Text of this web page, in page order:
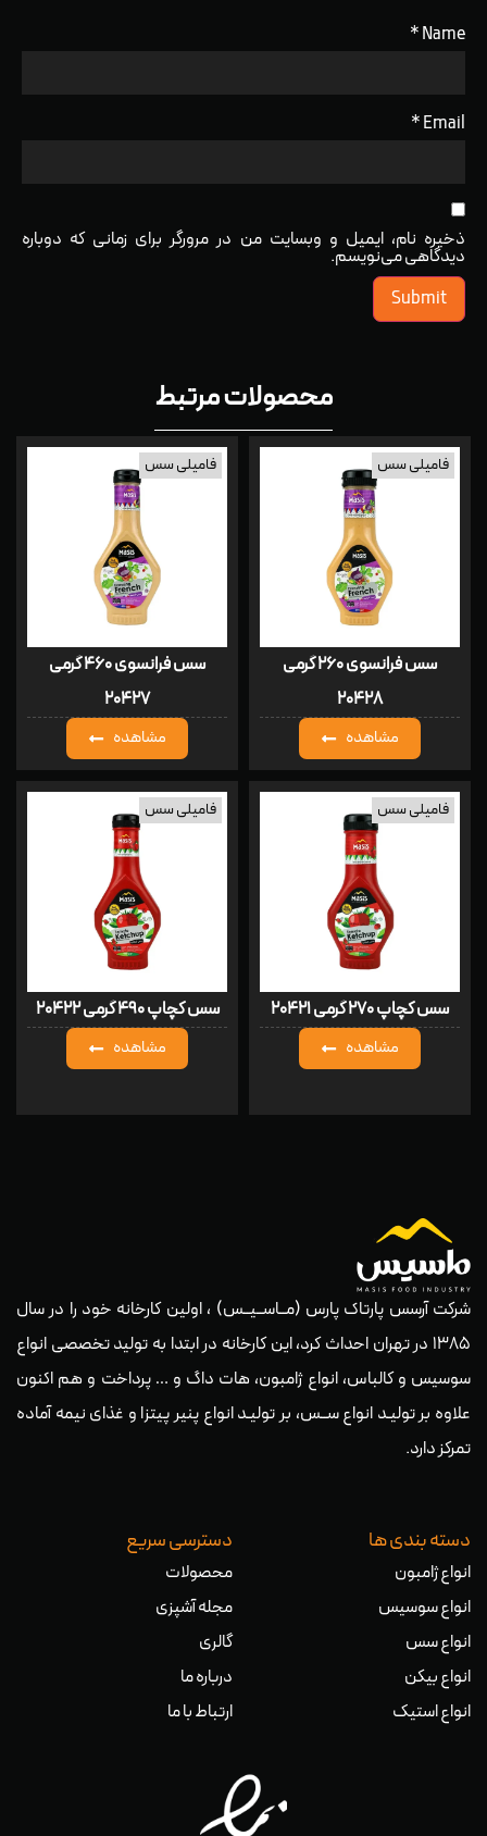
Name
*
Email
*
ذخیره نام، ایمیل و وبسایت من در مرورگر برای زمانی که دوباره
دیدگاهی می‌نویسم.
محصولات مرتبط
سس فرانسوی ۲۶۰ گرمی
۲۰۴۲۸
مشاهده
فامیلی سس
سس فرانسوی ۴۶۰ گرمی
۲۰۴۲۷
مشاهده
فامیلی سس
سس کچاپ ۲۷۰ گرمی ۲۰۴۲۱
مشاهده
فامیلی سس
سس کچاپ ۴۹۰ گرمی ۲۰۴۲۲
مشاهده
فامیلی سس
شرکت آرسس پارتاک پارس (مــاســیــس) ، اولین کارخانه خود را در سال
۱۳۸۵ در تهران احداث کرد، این کارخانه در ابتدا به تولید تخصصی انواع
سوسیس و کالباس، انواع ژامبون، هات داگ و … پرداخت و هم اکنون
علاوه بر تولیـد انواع ســس، بر تولیـد انواع پنیر پیتزا و غذای نیمه آماده
تمرکز دارد.
دسته بندی ها
انواع ژامبون
انواع سوسیس
انواع سس
انواع بیکن
انواع استیک
دسترسی سریع
محصولات
مجله آشپزی
گالری
درباره ما
ارتباط با ما